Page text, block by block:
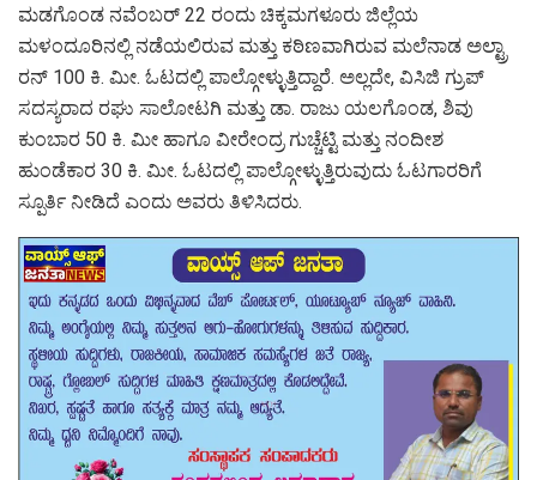
ಮಡಗೊಂಡ ನವೆಂಬರ್ 22 ರಂದು ಚಿಕ್ಕಮಗಳೂರು ಜಿಲ್ಲೆಯ
ಮಳಂದೂರಿನಲ್ಲಿ ನಡೆಯಲಿರುವ ಮತ್ತು ಕಠಿಣವಾಗಿರುವ ಮಲೆನಾಡ ಅಲ್ಟ್ರಾ
ರನ್ 100 ಕಿ. ಮೀ. ಓಟದಲ್ಲಿ ಪಾಲ್ಗೋಳ್ಳುತ್ತಿದ್ದಾರೆ. ಅಲ್ಲದೇ, ವಿಸಿಜಿ ಗ್ರುಪ್
ಸದಸ್ಯರಾದ ರಘು ಸಾಲೋಟಗಿ ಮತ್ತು ಡಾ. ರಾಜು ಯಲಗೊಂಡ, ಶಿವು
ಕುಂಬಾರ 50 ಕಿ. ಮೀ ಹಾಗೂ ವೀರೇಂದ್ರ ಗುಚ್ಚೆಟ್ಟಿ ಮತ್ತು ನಂದೀಶ
ಹುಂಡೆಕಾರ 30 ಕಿ. ಮೀ. ಓಟದಲ್ಲಿ ಪಾಲ್ಗೋಳ್ಳುತ್ತಿರುವುದು ಓಟಗಾರರಿಗೆ
ಸ್ಪೂರ್ತಿ ನೀಡಿದೆ ಎಂದು ಅವರು ತಿಳಿಸಿದರು.